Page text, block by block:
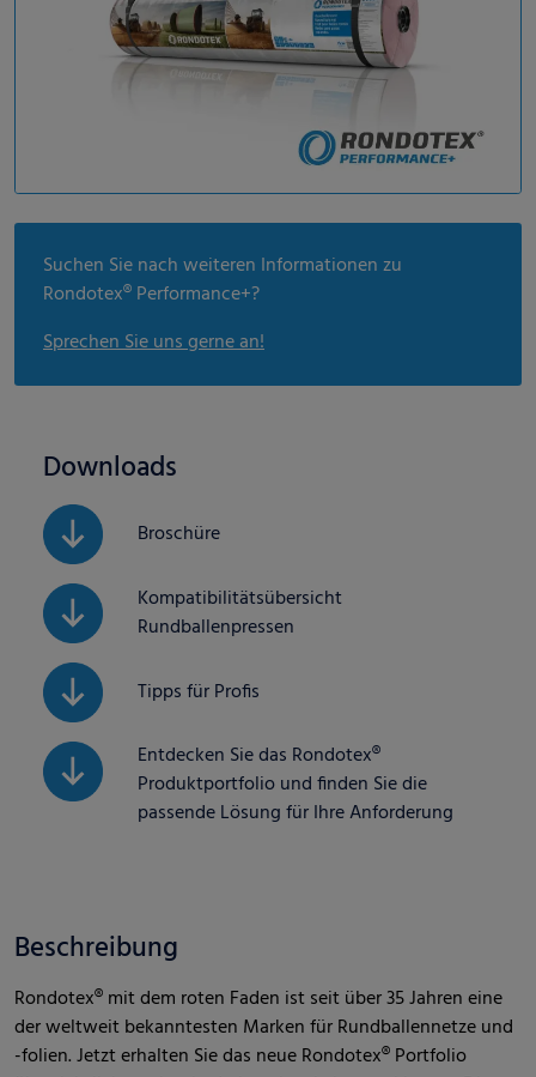
Suchen Sie nach weiteren Informationen zu
Rondotex® Performance+?
Sprechen Sie uns gerne an!
Downloads
Broschüre
Kompatibilitätsübersicht
Rundballenpressen
Tipps für Profis
Entdecken Sie das Rondotex®
Produktportfolio und finden Sie die
passende Lösung für Ihre Anforderung
Beschreibung
Rondotex® mit dem roten Faden ist seit über 35 Jahren eine
der weltweit bekanntesten Marken für Rundballennetze und
-folien. Jetzt erhalten Sie das neue Rondotex® Portfolio